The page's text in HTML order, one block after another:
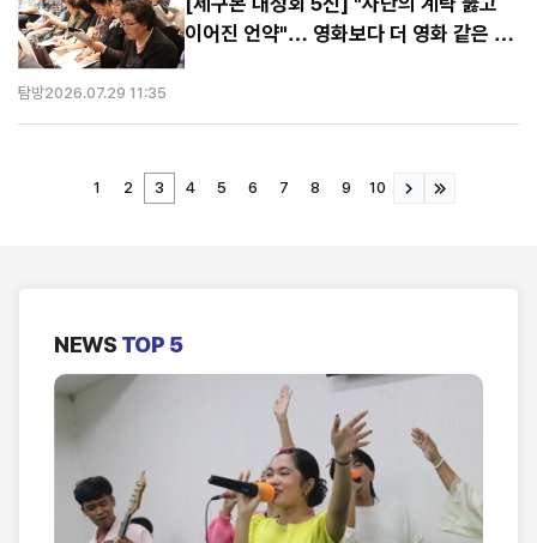
이어진 언약"… 영화보다 더 영화 같은 '대
탐방2026.07.29 11:35
1 2 3 4 5 6 7 8 9 10
NEWS TOP 5